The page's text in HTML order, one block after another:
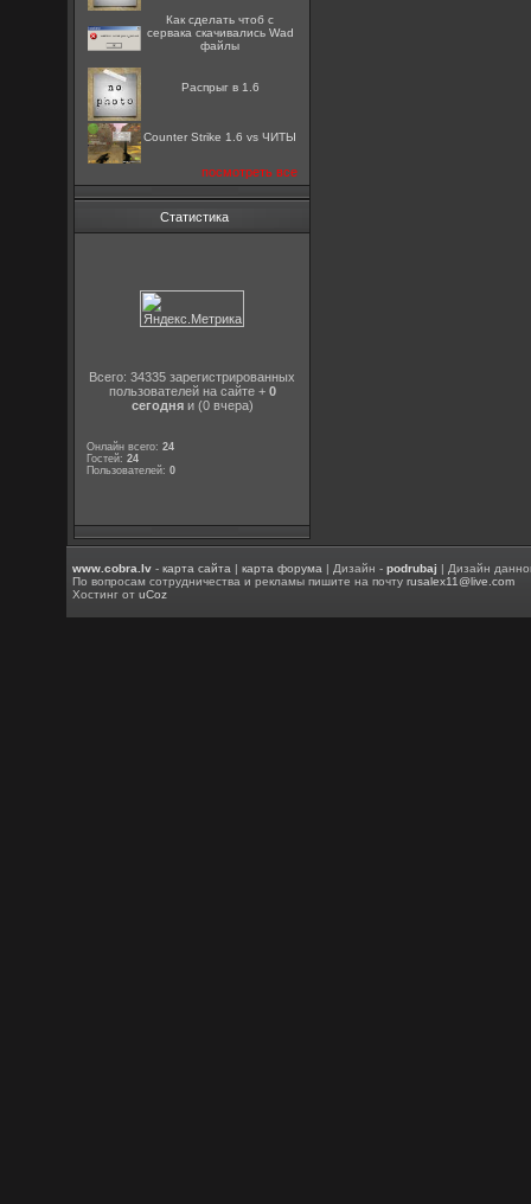
Как сделать чтоб с
сервака скачивались Wad
файлы
Распрыг в 1.6
Counter Strike 1.6 vs ЧИТЫ
посмотреть все
Статистика
Всего: 34335 зарегистрированных
пользователей на сайте + 0
сегодняи (0 вчера)
Онлайн всего:24
Гостей:24
Пользователей:0
www.cobra.lv -карта сайта |карта форума | Дизайн -podrubaj | Дизайн
По вопросам сотрудничества и рекламы пишите на почтуrusalex11@live.com
Хостинг отuCoz